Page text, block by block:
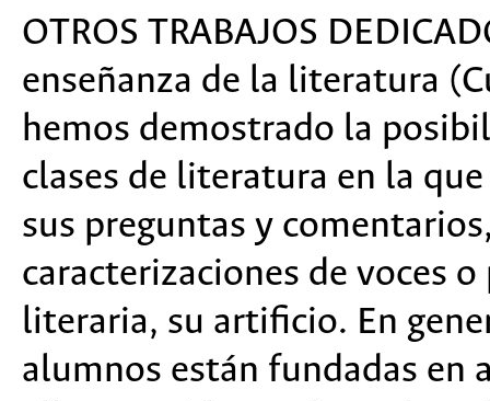
OTROS TRABAJOS
enseñanza de la literatura
hemos demostrado la
clases de literatura en la
sus preguntas y
caracterizaciones de voces
literaria, su artificio. En
alumnos están fundadas en